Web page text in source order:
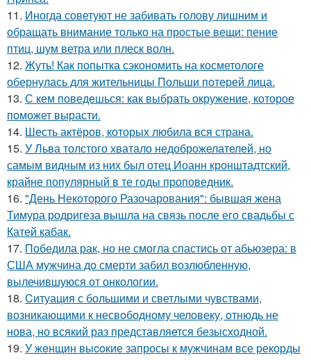
11. Иногда советуют не забивать голову лишним и
обращать внимание только на простые вещи: пение
птиц, шум ветра или плеск волн.
12. Жуть! Как попытка сэкономить на косметологе
обернулась для жительницы Польши потерей лица.
13. С кем поведешься: как выбрать окружение, которое
поможет вырасти.
14. Шесть актёров, которых любила вся страна.
15. У Льва толстого хватало недоброжелателей, но
самым видным из них был отец Иоанн кронштадтский,
крайне популярный в те годы проповедник.
16. "День Некоторого Разочарования": бывшая жена
Тимура родригеза вышла на связь после его свадьбы с
Катей кабак.
17. Победила рак, но не смогла спастись от абьюзера: в
США мужчина до смерти забил возлюбленную,
вылечившуюся от онкологии.
18. Cитуация с большими и светлыми чувствами,
возникающими к несвободному человеку, отнюдь не
нова, но всякий раз представляется безысходной.
19. У жeнщин выcoкие запросы к мужчинам все рекорды